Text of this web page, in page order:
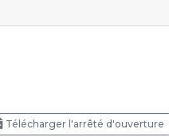
Télécharger l'arrêté d'ouverture